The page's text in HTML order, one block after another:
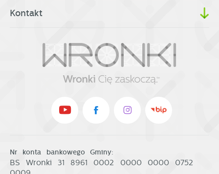
Kontakt
Nr konta bankowego Gminy:
BS Wronki 31 8961 0002 0000 0000 0752